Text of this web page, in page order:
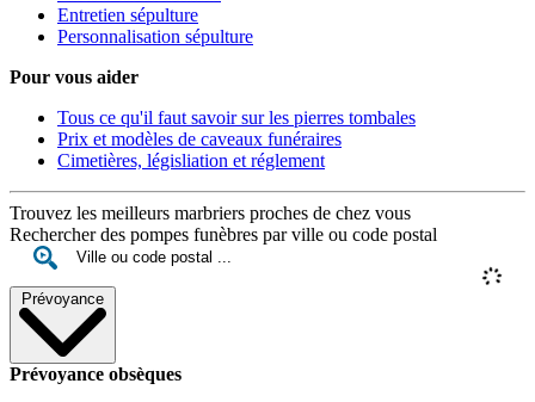
Entretien sépulture
Personnalisation sépulture
Pour vous aider
Tous ce qu'il faut savoir sur les pierres tombales
Prix et modèles de caveaux funéraires
Cimetières, législiation et réglement
Trouvez les meilleurs marbriers proches de chez vous
Rechercher des pompes funèbres par ville ou code postal
Prévoyance
Prévoyance obsèques